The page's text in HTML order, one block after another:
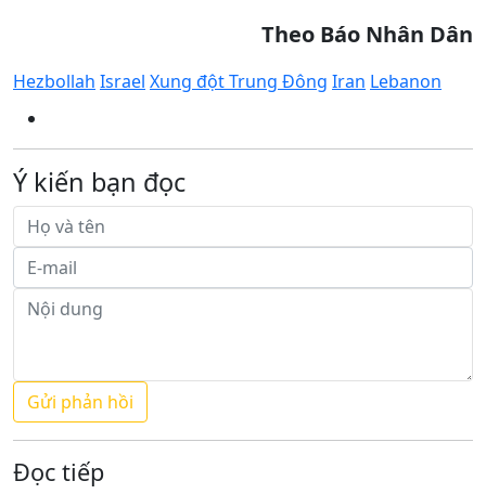
Theo Báo Nhân Dân
Hezbollah Israel Xung đột Trung Đông Iran Lebanon
Ý kiến bạn đọc
Đọc tiếp